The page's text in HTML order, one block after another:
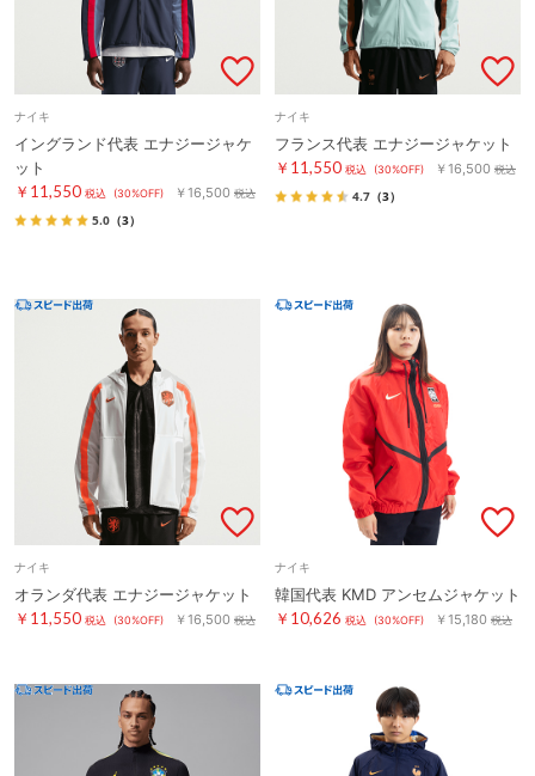
ナイキ
イングランド代表 エナジージャケ
ット
￥11,550 税込 (30%OFF) ￥16,500 税込
5.0 （3）
ナイキ
フランス代表 エナジージャケット
￥11,550 税込 (30%OFF) ￥16,500 税込
4.7 （3）
ナイキ
オランダ代表 エナジージャケット
￥11,550 税込 (30%OFF) ￥16,500 税込
ナイキ
韓国代表 KMD アンセムジャケット
￥10,626 税込 (30%OFF) ￥15,180 税込